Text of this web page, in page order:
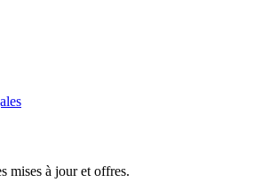
mises à jour et offres.